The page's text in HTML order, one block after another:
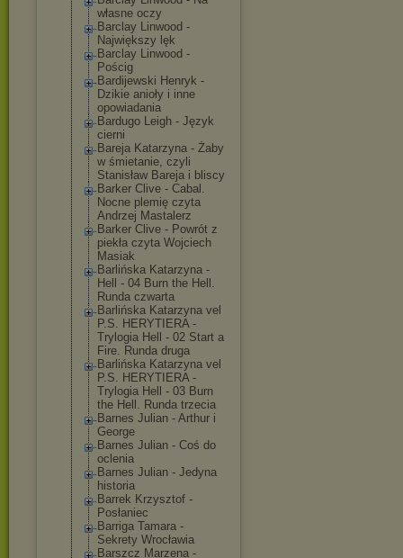
własne oczy
Barclay Linwood -
Największy lęk
Barclay Linwood -
Pościg
Bardijewski Henryk -
Dzikie anioły i inne
opowiadania
Bardugo Leigh - Język
cierni
Bareja Katarzyna - Żaby
w śmietanie, czyli
Stanisław Bareja i bliscy
Barker Clive - Cabal.
Nocne plemię czyta
Andrzej Mastalerz
Barker Clive - Powrót z
piekła czyta Wojciech
Masiak
Barlińska Katarzyna -
Hell - 04 Burn the Hell.
Runda czwarta
Barlińska Katarzyna vel
P.S. HERYTIERA -
Trylogia Hell - 02 Start a
Fire. Runda druga
Barlińska Katarzyna vel
P.S. HERYTIERA -
Trylogia Hell - 03 Burn
the Hell. Runda trzecia
Barnes Julian - Arthur i
George
Barnes Julian - Coś do
oclenia
Barnes Julian - Jedyna
historia
Barrek Krzysztof -
Posłaniec
Barriga Tamara -
Sekrety Wrocławia
Barszcz Marzena -